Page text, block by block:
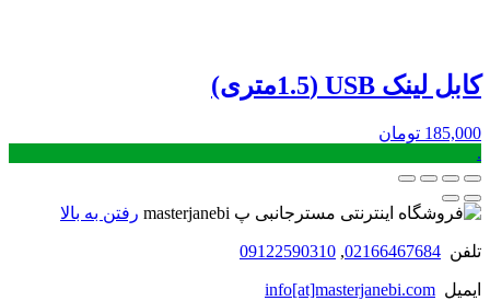
کابل لینک USB (1.5متری)
185,000 تومان
.
رفتن به بالا
تلفن 02166467684
,
09122590310
ایمیل info[at]masterjanebi.com